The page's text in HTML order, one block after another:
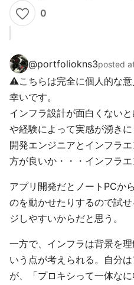
0
@portfoliokns3posted
⚠️こちらは完全に個人的な
幸いです。
インフラ設計が面白くない
や経験によって実感が湧きに
開発エンジニアとインフラ
方が良いか・・・インフラ
アプリ開発だとノートPCか
のを動かせたりするので試
ジしやすいからだと思う。
一方で、インフラは背景を
いう点が考えられる。自分
が、「プロキシって一体なに